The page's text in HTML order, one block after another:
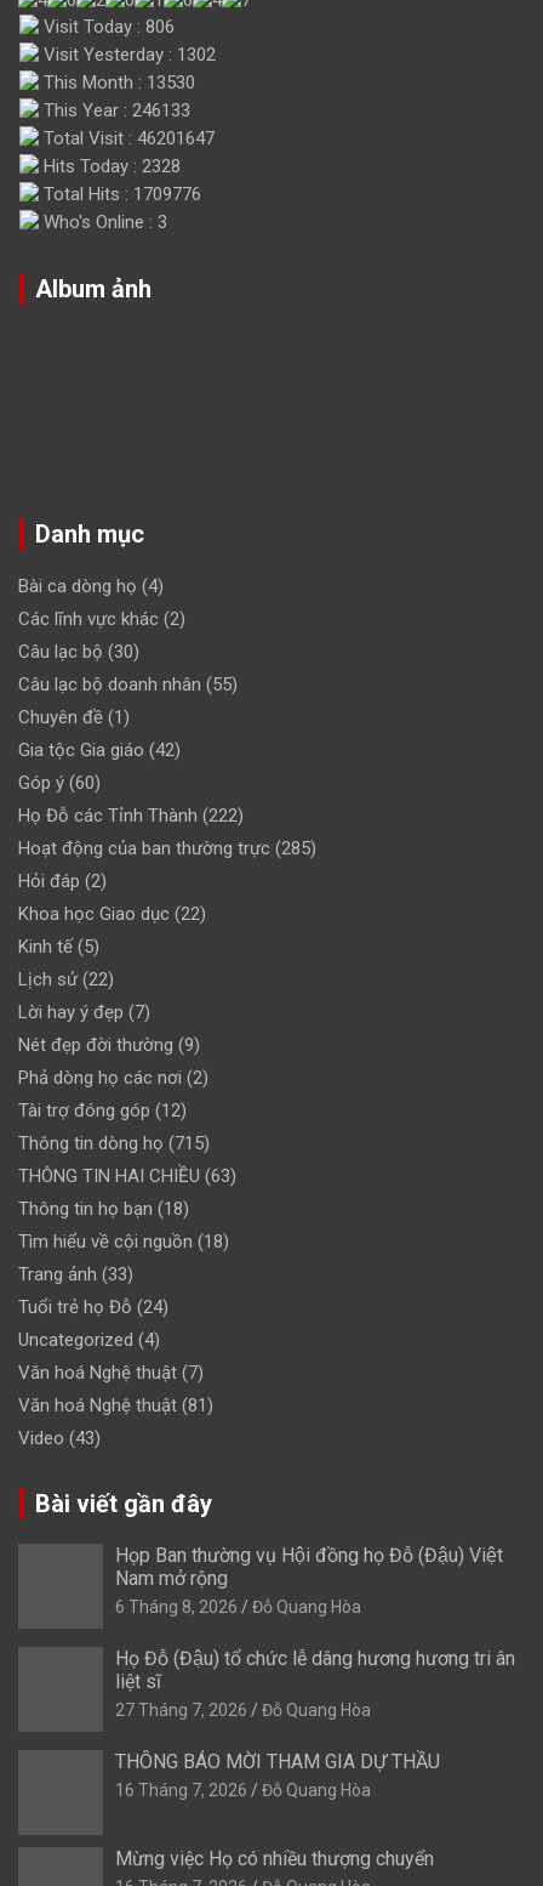
Visit Today : 806
Visit Yesterday : 1302
This Month : 13530
This Year : 246133
Total Visit : 46201647
Hits Today : 2328
Total Hits : 1709776
Who's Online : 3
Album ảnh
Danh mục
Bài ca dòng họ (4)
Các lĩnh vực khác (2)
Câu lạc bộ (30)
Câu lạc bộ doanh nhân (55)
Chuyên đề (1)
Gia tộc Gia giáo (42)
Góp ý (60)
Họ Đỗ các Tỉnh Thành (222)
Hoạt động của ban thường trực (285)
Hỏi đáp (2)
Khoa học Giao dục (22)
Kinh tế(5)
Lịch sử(22)
Lời hay ý đẹp (7)
Nét đẹp đời thường (9)
Phả dòng họ các nơi (2)
Tài trợ đóng góp (12)
Thông tin dòng họ (715)
THÔNG TIN HAI CHIỀU (63)
Thông tin họ bạn (18)
Tìm hiểu về cội nguồn (18)
Trang ảnh (33)
Tuổi trẻ họ Đỗ (24)
Uncategorized (4)
Văn hoá Nghệ thuật (7)
Văn hoá Nghệ thuật (81)
Video (43)
Bài viết gần đây
Họp Ban thường vụ Hội đồng họ Đỗ (Đậu) Việt
Nam mở rộng
6 Tháng 8, 2026 Đỗ Quang Hòa
Họ Đỗ (Đậu) tổ chức lễ dâng hương hương tri ân
liệt sĩ
27 Tháng 7, 2026 Đỗ Quang Hòa
THÔNG BÁO MỜI THAM GIA DỰ THẦU
16 Tháng 7, 2026 Đỗ Quang Hòa
Mừng việc Họ có nhiều thượng chuyển